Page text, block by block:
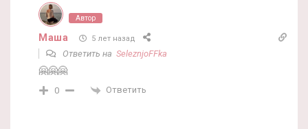
Автор
Маша 5 лет назад
Ответить на SeleznjoFFka
🤗🤗🤗
0 Ответить